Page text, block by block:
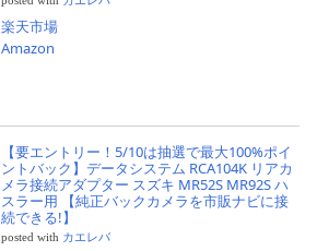
楽天市場
Amazon
【要エントリー！5/10は抽選で最大100%ポイ
ントバック】データシステム RCA104K リアカ
メラ接続アダプター スズキ MR52S MR92S ハ
スラー用 【純正バックカメラを市販ナビに接
続できる!】
posted with カエレバ